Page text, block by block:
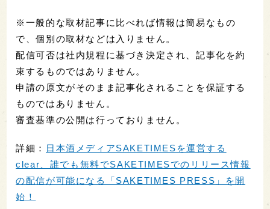
※一般的な取材記事に比べれば情報は簡易なもの
で、個別の取材などは入りません。
配信可否は社内規程に基づき決定され、記事化を約
束するものではありません。
申請の原文がそのまま記事化されることを保証する
ものではありません。
審査基準の公開は行っておりません。
詳細： 日本酒メディアSAKETIMESを運営する
clear、誰でも無料でSAKETIMESでのリリース情報
の配信が可能になる「SAKETIMES PRESS」を開
始！